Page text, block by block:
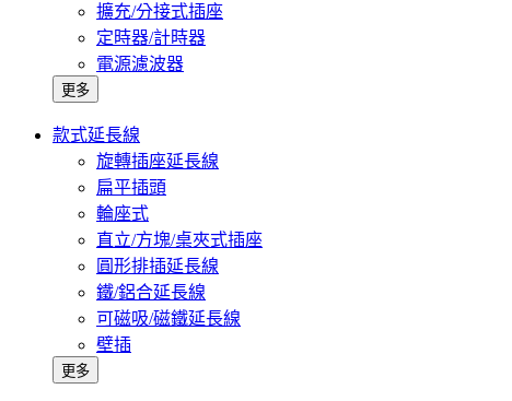
擴充/分接式插座
定時器/計時器
電源濾波器
更多
款式延長線
旋轉插座延長線
扁平插頭
輪座式
直立/方塊/桌夾式插座
圓形排插延長線
鐵/鋁合延長線
可磁吸/磁鐵延長線
壁插
更多